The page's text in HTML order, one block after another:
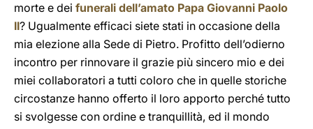
morte e dei funerali dell’amato Papa Giovanni Paolo
II? Ugualmente efficaci siete stati in occasione della
mia elezione alla Sede di Pietro. Profitto dell’odierno
incontro per rinnovare il grazie più sincero mio e dei
miei collaboratori a tutti coloro che in quelle storiche
circostanze hanno offerto il loro apporto perché tutto
si svolgesse con ordine e tranquillità, ed il mondo